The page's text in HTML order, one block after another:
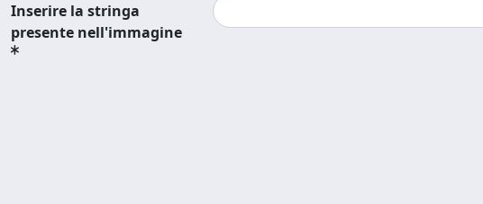
Inserire la stringa
presente nell'immagine